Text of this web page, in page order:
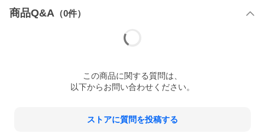
商品Q&A （0件）
この商品に関する質問は、
以下からお問い合わせください。
ストアに質問を投稿する